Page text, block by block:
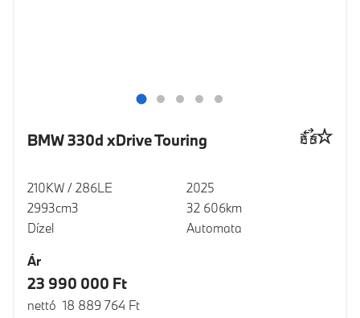
BMW 330d xDrive Touring
210KW / 286LE
2993cm3
Dízel
2025
32 606km
Automata
Ár
23 990 000 Ft
nettó 18 889 764 Ft